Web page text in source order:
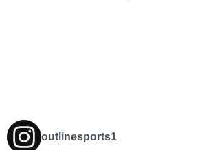
outlinesports1